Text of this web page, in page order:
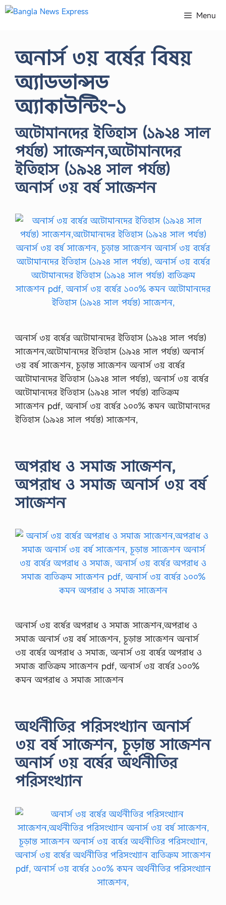
Skip
Menu
অনার্স ৩য় বর্ষের বিষয়
অ্যাডভান্সড
অ্যাকাউন্টিং-১
অটোমানদের ইতিহাস (১৯২৪ সাল
পর্যন্ত) সাজেশন,অটোমানদের
ইতিহাস (১৯২৪ সাল পর্যন্ত)
অনার্স ৩য় বর্ষ সাজেশন
অনার্স ৩য় বর্ষের অটোমানদের ইতিহাস (১৯২৪ সাল পর্যন্ত)
সাজেশন,অটোমানদের ইতিহাস (১৯২৪ সাল পর্যন্ত) অনার্স
৩য় বর্ষ সাজেশন, চূড়ান্ত সাজেশন অনার্স ৩য় বর্ষের
অটোমানদের ইতিহাস (১৯২৪ সাল পর্যন্ত), অনার্স ৩য় বর্ষের
অটোমানদের ইতিহাস (১৯২৪ সাল পর্যন্ত) ব্যতিক্রম
সাজেশন pdf, অনার্স ৩য় বর্ষের ১০০% কমন অটোমানদের
ইতিহাস (১৯২৪ সাল পর্যন্ত) সাজেশন,
অপরাধ ও সমাজ সাজেশন,
অপরাধ ও সমাজ অনার্স ৩য় বর্ষ
সাজেশন
অনার্স ৩য় বর্ষের অপরাধ ও সমাজ সাজেশন,অপরাধ ও
সমাজ অনার্স ৩য় বর্ষ সাজেশন, চূড়ান্ত সাজেশন অনার্স
৩য় বর্ষের অপরাধ ও সমাজ, অনার্স ৩য় বর্ষের অপরাধ ও
সমাজ ব্যতিক্রম সাজেশন pdf, অনার্স ৩য় বর্ষের ১০০%
কমন অপরাধ ও সমাজ সাজেশন
অর্থনীতির পরিসংখ্যান অনার্স
৩য় বর্ষ সাজেশন, চূড়ান্ত সাজেশন
অনার্স ৩য় বর্ষের অর্থনীতির
পরিসংখ্যান